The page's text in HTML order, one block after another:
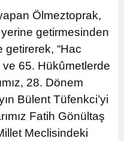
Ölmeztoprak,
getirmesinden
“Hac
65. Hükûmetlerde
28. Dönem
Bülent Tüfenkci’yi
Fatih Gönültaş
Meclisindeki